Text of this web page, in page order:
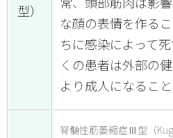
型）
な顔の表情を作る
ちに感染によって
くの患者は外部の
より成人になること
脊髄性筋萎縮症Ⅲ型（